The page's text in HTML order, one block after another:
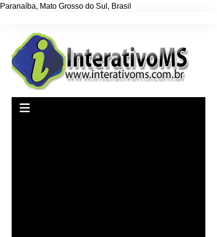
Paranaíba, Mato Grosso do Sul , Brasil
conteúdo